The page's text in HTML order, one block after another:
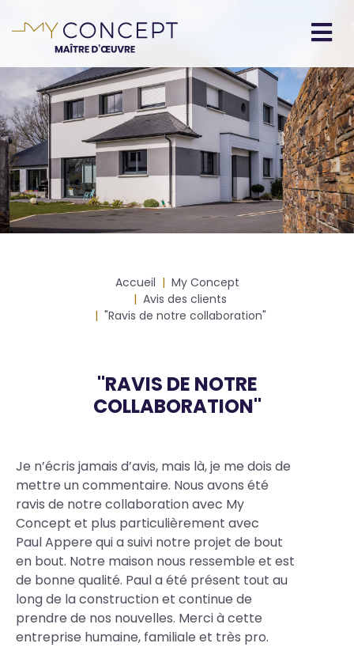
au
principal
principale
d'Ariane
Accueil
My Concept
Avis des clients
"Ravis de notre collaboration"
"RAVIS DE NOTRE
COLLABORATION"
Body
Je n’écris jamais d’avis, mais là, je me dois de
mettre un commentaire. Nous avons été
ravis de notre collaboration avec My
Concept et plus particulièrement avec
Paul Appere qui a suivi notre projet de bout
en bout. Notre maison nous ressemble et est
de bonne qualité. Paul a été présent tout au
long de la construction et continue de
prendre de nos nouvelles. Merci à cette
entreprise humaine, familiale et très pro.